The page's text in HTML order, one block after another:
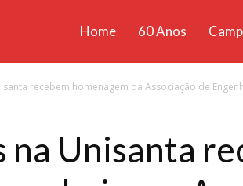
Home 60 Anos
recebem homenagem da Associação de
Unisanta